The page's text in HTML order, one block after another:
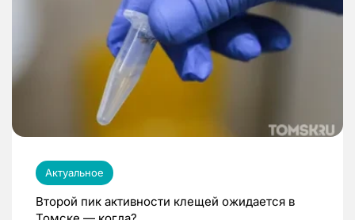
Актуальное
Второй пик активности клещей ожидается в